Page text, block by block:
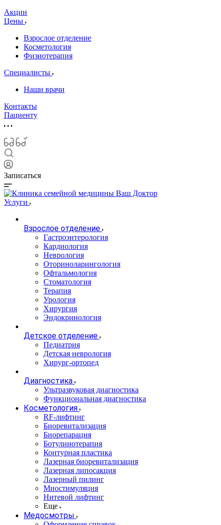
Акции
Цены
Взрослое отделение
Косметология
Физиотерапия
Специалисты
Наши врачи
Контакты
Пациенту
Записаться
Услуги
Взрослое отделение
Гастроэнтерология
Кардиология
Неврология
Оториноларингология
Офтальмология
Стоматология
Терапия
Урология
Хирургия
Эндокринология
Детское отделение
Педиатрия
Детская неврология
Хирург-ортопед
Диагностика
Ультразвуковая диагностика
Функциональная диагностика
Косметология
RF-лифтинг
Биоревитализация
Биорепарация
Ботулинотерапия
Контурная пластика
Лазерная биоревитализация
Лазерная липосакция
Лазерный пилинг
Миостимуляция
Нитевой лифтинг
Еще
Медосмотры